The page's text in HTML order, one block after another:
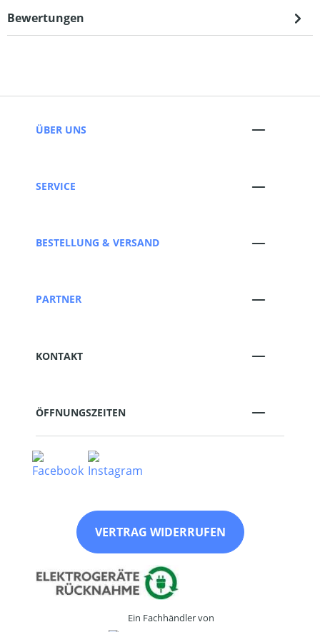
Bewertungen
ÜBER UNS
SERVICE
BESTELLUNG & VERSAND
PARTNER
KONTAKT
ÖFFNUNGSZEITEN
VERTRAG WIDERRUFEN
Ein Fachhändler von